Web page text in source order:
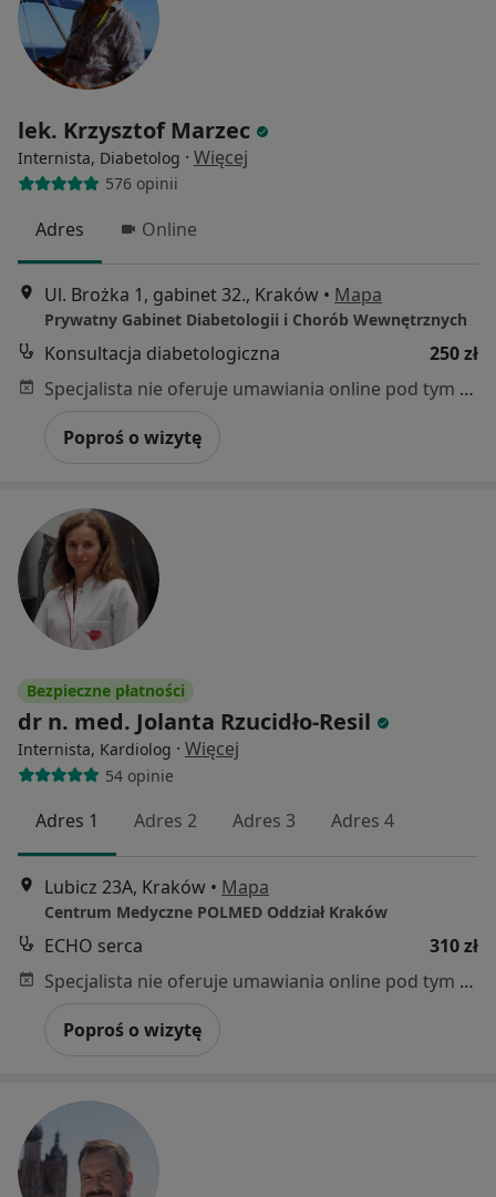
lek. Krzysztof Marzec
Internista, Diabetolog · Więcej
576 opinii
Adres Online
Ul. Brożka 1, gabinet 32., Kraków • Mapa
Prywatny Gabinet Diabetologii i Chorób Wewnętrznych
Konsultacja diabetologiczna
250 zł
Specjalista nie oferuje umawiania online pod tym adresem.
Poproś o wizytę
Bezpieczne płatności
dr n. med. Jolanta Rzucidło-Resil
Internista, Kardiolog · Więcej
54 opinie
Adres 1 Adres 2 Adres 3 Adres 4
Lubicz 23A, Kraków • Mapa
Centrum Medyczne POLMED Oddział Kraków
ECHO serca
310 zł
Specjalista nie oferuje umawiania online pod tym adresem.
Poproś o wizytę